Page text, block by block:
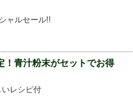
ャルセール!!
！青汁粉末がセットでお得
レシピ付